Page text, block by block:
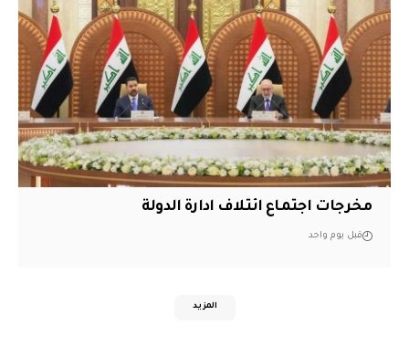
مخرجات اجتماع ائتلاف ادارة الدولة
قبل يوم واحد
المزيد